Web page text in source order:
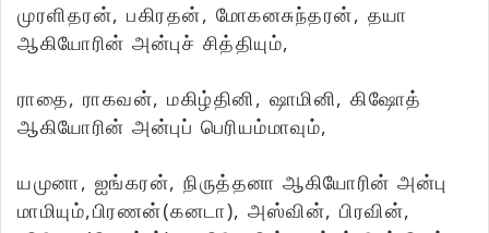
முரளிதரன், பகிரதன், மோகனசுந்தரன், தயா
ஆகியோரின் அன்புச் சித்தியும்,
ராதை, ராகவன், மகிழ்தினி, ஷாமினி, கிஷோத்
ஆகியோரின் அன்புப் பெரியம்மாவும்,
யமுனா, ஐங்கரன், நிருத்தனா ஆகியோரின் அன்பு
மாமியும்,பிரணன்(கனடா), அஸ்வின், பிரவின்,